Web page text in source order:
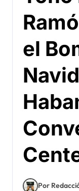
el
Por